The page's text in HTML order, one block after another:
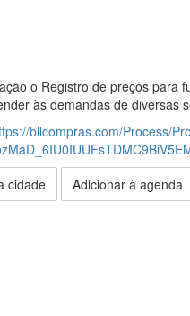
o Registro de preços
às demandas de diversas
bllcompras.com/Process/
cidade Adicionar à agenda